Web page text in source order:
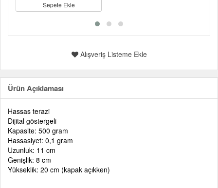
Sepete Ekle
Alışveriş Listeme Ekle
Ürün Açıklaması
Hassas terazi
Dijital göstergeli
Kapasite: 500 gram
Hassasiyet: 0,1 gram
Uzunluk: 11 cm
Genişlik: 8 cm
Yükseklik: 20 cm (kapak açıkken)